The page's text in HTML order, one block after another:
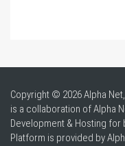
Copyright © 2026 Alpha
is a collaboration of Alpha
Development & Hosting for
Platform is provided by